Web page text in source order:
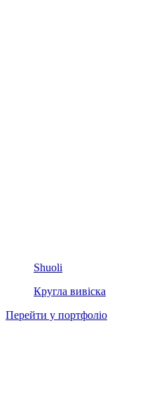
Shuoli
Кругла вивіска
Перейти у портфоліо